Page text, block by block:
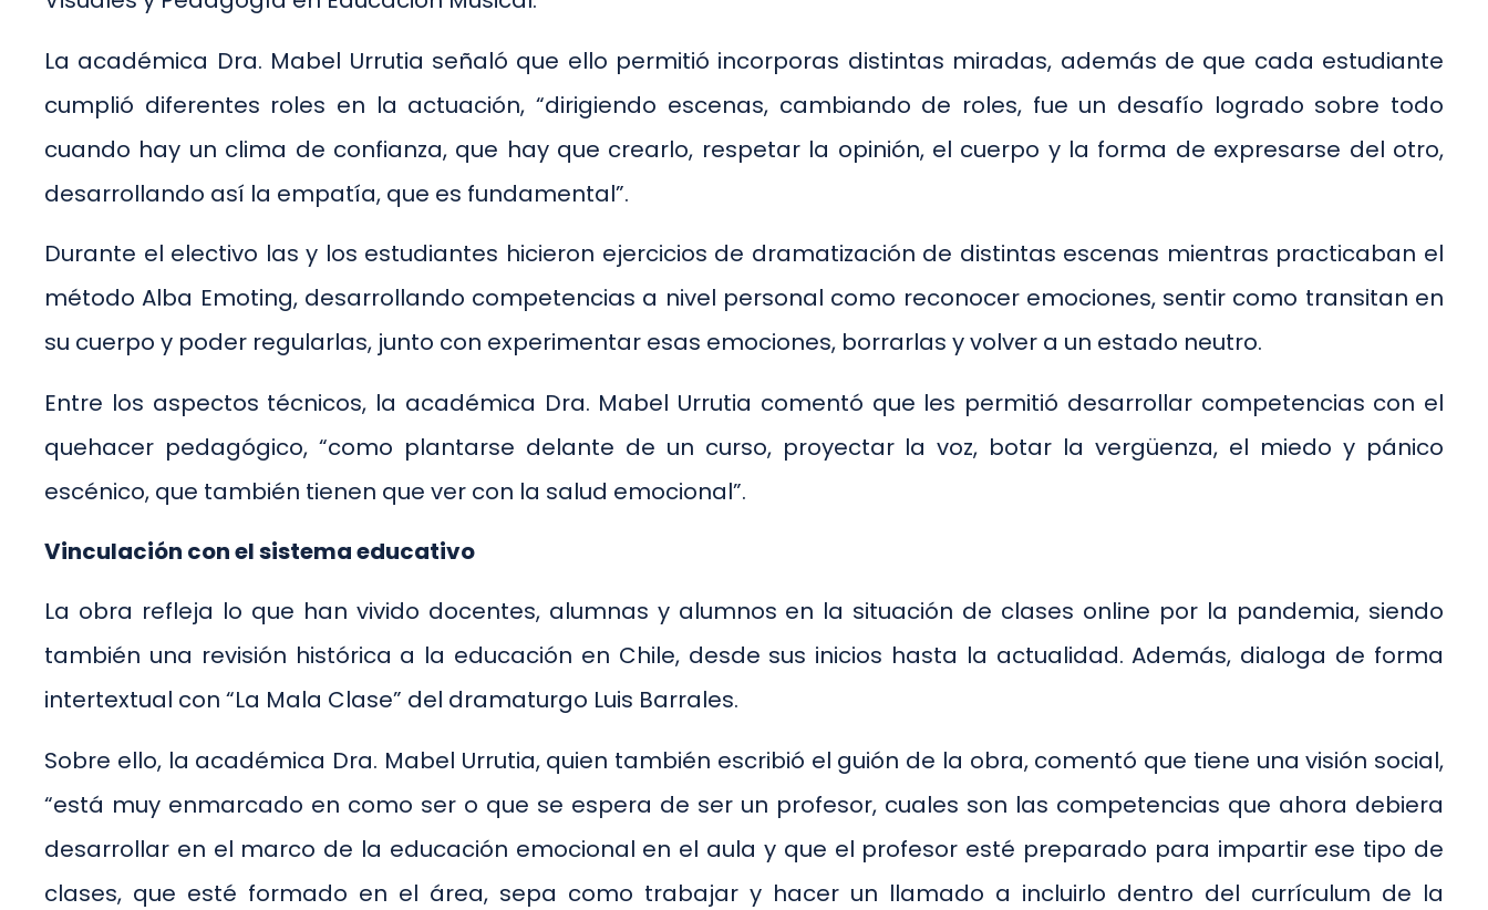
La académica Dra. Mabel Urrutia señaló que ello permitió incorporas distintas miradas, además de que cada estudiante
cumplió diferentes roles en la actuación, “dirigiendo escenas, cambiando de roles, fue un desafío logrado sobre todo
cuando hay un clima de confianza, que hay que crearlo, respetar la opinión, el cuerpo y la forma de expresarse del otro,
desarrollando así la empatía, que es fundamental”.
Durante el electivo las y los estudiantes hicieron ejercicios de dramatización de distintas escenas mientras practicaban el
método Alba Emoting, desarrollando competencias a nivel personal como reconocer emociones, sentir como transitan en
su cuerpo y poder regularlas, junto con experimentar esas emociones, borrarlas y volver a un estado neutro.
Entre los aspectos técnicos, la académica Dra. Mabel Urrutia comentó que les permitió desarrollar competencias con el
quehacer pedagógico, “como plantarse delante de un curso, proyectar la voz, botar la vergüenza, el miedo y pánico
escénico, que también tienen que ver con la salud emocional”.
Vinculación con el sistema educativo
La obra refleja lo que han vivido docentes, alumnas y alumnos en la situación de clases online por la pandemia, siendo
también una revisión histórica a la educación en Chile, desde sus inicios hasta la actualidad. Además, dialoga de forma
intertextual con “La Mala Clase” del dramaturgo Luis Barrales.
Sobre ello, la académica Dra. Mabel Urrutia, quien también escribió el guión de la obra, comentó que tiene una visión social,
“está muy enmarcado en como ser o que se espera de ser un profesor, cuales son las competencias que ahora debiera
desarrollar en el marco de la educación emocional en el aula y que el profesor esté preparado para impartir ese tipo de
clases, que esté formado en el área, sepa como trabajar y hacer un llamado a incluirlo dentro del currículum de la